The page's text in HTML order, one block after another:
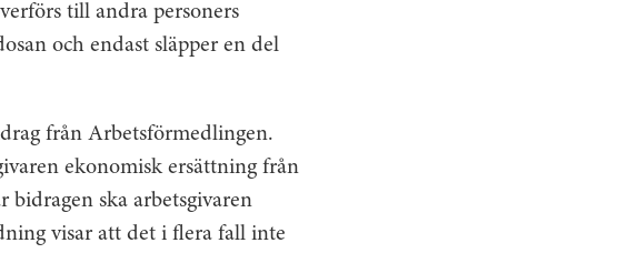
till andra personers
och endast släpper en del
från Arbetsförmedlingen.
ekonomisk ersättning från
ska arbetsgivaren
visar att det i flera fall inte